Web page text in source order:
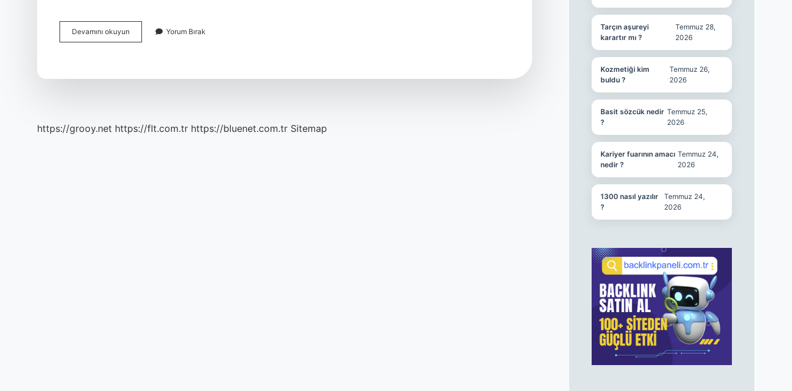
Devamını okuyun
Fikirler
Yorum Bırak
https://grooy.net https://flt.com.tr https://bluenet.com.tr Sitemap
Tarçın aşureyi
karartır mı ?
Temmuz 28,
2026
Kozmetiği kim
buldu ?
Temmuz 26,
2026
Basit sözcük nedir
?
Temmuz 25,
2026
Kariyer fuarının amacı
nedir ?
Temmuz 24,
2026
1300 nasıl yazılır
?
Temmuz 24,
2026